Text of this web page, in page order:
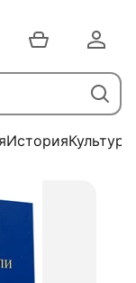
ИсторияКультура